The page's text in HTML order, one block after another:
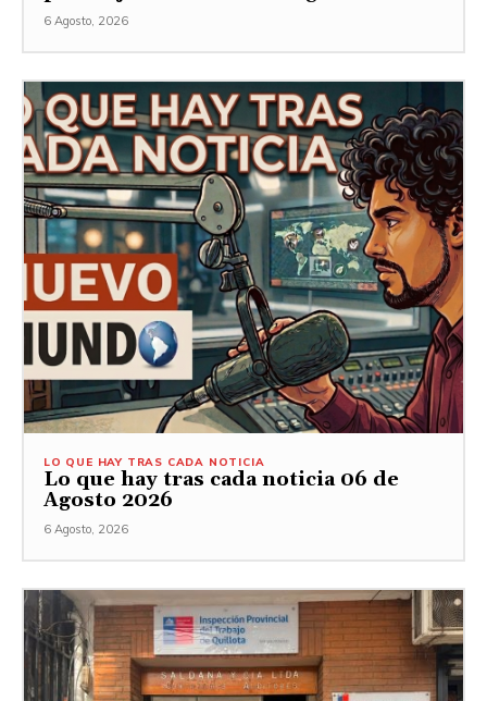
6 Agosto, 2026
LO QUE HAY TRAS CADA NOTICIA
Lo que hay tras cada noticia 06 de
Agosto 2026
6 Agosto, 2026